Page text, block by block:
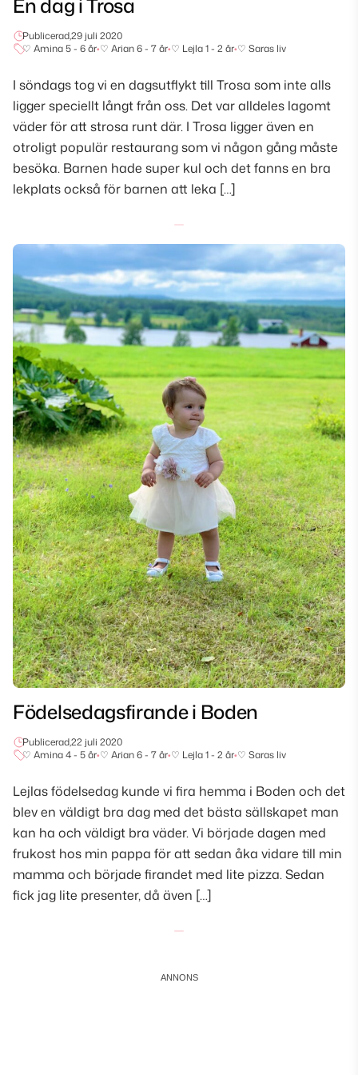
En dag i Trosa
Publicerad,29 juli 2020
♡ Amina 5 - 6 år•♡ Arian 6 - 7 år•♡ Lejla 1 - 2 år•♡ Saras liv
I söndags tog vi en dagsutflykt till Trosa som inte alls
ligger speciellt långt från oss. Det var alldeles lagomt
väder för att strosa runt där. I Trosa ligger även en
otroligt populär restaurang som vi någon gång måste
besöka. Barnen hade super kul och det fanns en bra
lekplats också för barnen att leka […]
Födelsedagsfirande i Boden
Publicerad,22 juli 2020
♡ Amina 4 - 5 år•♡ Arian 6 - 7 år•♡ Lejla 1 - 2 år•♡ Saras liv
Lejlas födelsedag kunde vi fira hemma i Boden och det
blev en väldigt bra dag med det bästa sällskapet man
kan ha och väldigt bra väder. Vi började dagen med
frukost hos min pappa för att sedan åka vidare till min
mamma och började firandet med lite pizza. Sedan
fick jag lite presenter, då även […]